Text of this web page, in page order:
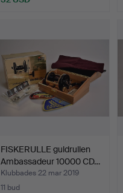
FISKERULLE guldrullen
Ambassadeur 10000 CD…
Klubbades 22 mar 2019
11 bud